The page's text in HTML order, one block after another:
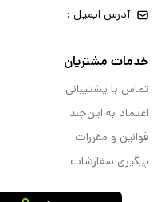
آدرس ایمیل :
خدمات مشتریان
تماس با پشتیبانی
اعتماد به این‌چند
قوانین و مقررات
پیگیری سفارشات